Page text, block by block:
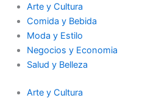
Arte y Cultura
Comida y Bebida
Moda y Estilo
Negocios y Economia
Salud y Belleza
Arte y Cultura